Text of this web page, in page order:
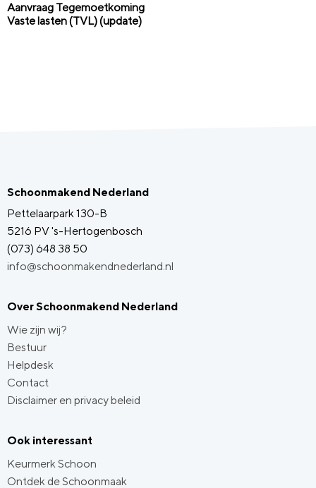
Aanvraag Tegemoetkoming
Vaste lasten (TVL) (update)
Schoonmakend Nederland
Pettelaarpark 130-B
5216 PV 's-Hertogenbosch
(073) 648 38 50
info@schoonmakendnederland.nl
Over Schoonmakend Nederland
Wie zijn wij?
Bestuur
Helpdesk
Contact
Disclaimer en privacy beleid
Ook interessant
Keurmerk Schoon
Ontdek de Schoonmaak